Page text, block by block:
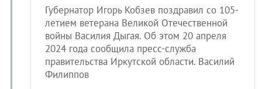
Губернатор Игорь Кобзев поздравил со 105-
летием ветерана Великой Отечественной
войны Василия Дыгая. Об этом 20 апреля
2024 года сообщила пресс-служба
правительства Иркутской области. Василий
Филиппов